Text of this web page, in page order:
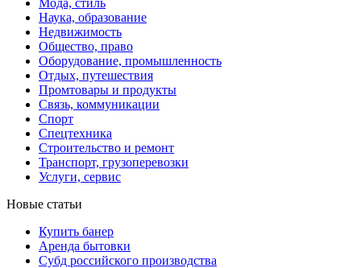
Мода, стиль
Наука, образование
Недвижимость
Общество, право
Оборудование, промышленность
Отдых, путешествия
Промтовары и продукты
Связь, коммуникации
Спорт
Спецтехника
Строительство и ремонт
Транспорт, грузоперевозки
Услуги, сервис
Новые статьи
Купить банер
Аренда бытовки
Субд российского производства